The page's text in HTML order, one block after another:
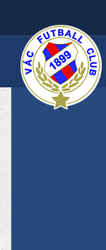
FŐOLDAL
KLUB